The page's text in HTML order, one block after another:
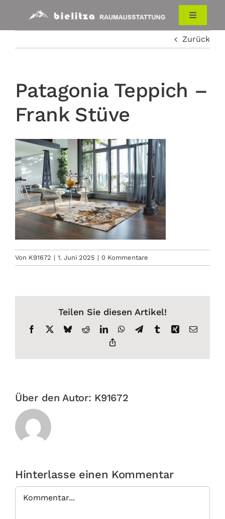
springen
Toggle
ÜBER UNS
KONTAKT
Zurück
Patagonia Teppich –
Frank Stüve
Von K91672 | 1. Juni 2025 | 0 Kommentare
Teilen Sie diesen Artikel!
Facebook BlueskyRedditLinkedInWhatsApp
TelegramTumblrXing E-
Über den Autor: K91672
Hinterlasse einen Kommentar